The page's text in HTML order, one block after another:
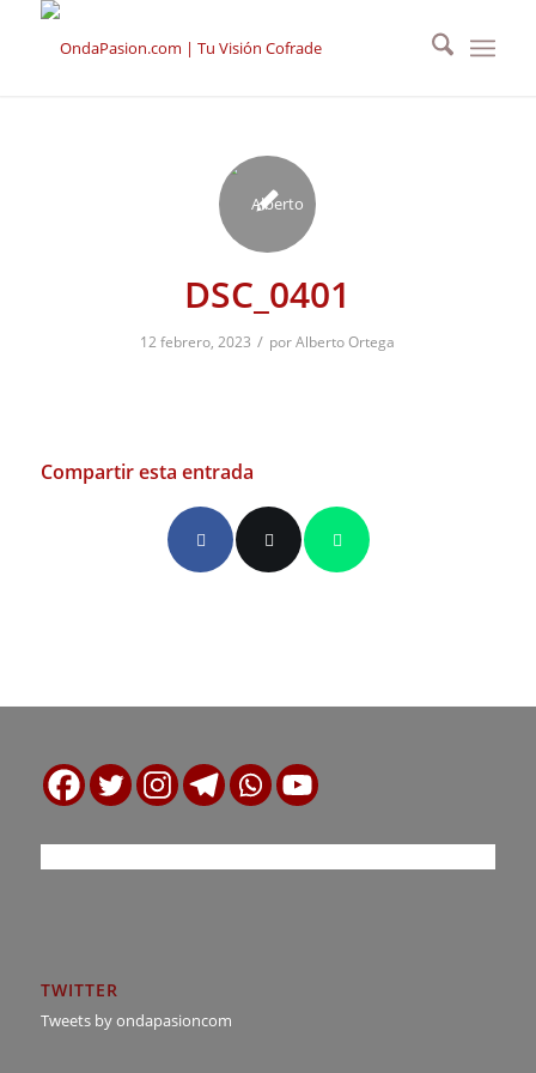
DSC_0401
12 febrero, 2023 / porAlberto Ortega
Compartir esta entrada
TWITTER
Tweets by ondapasioncom